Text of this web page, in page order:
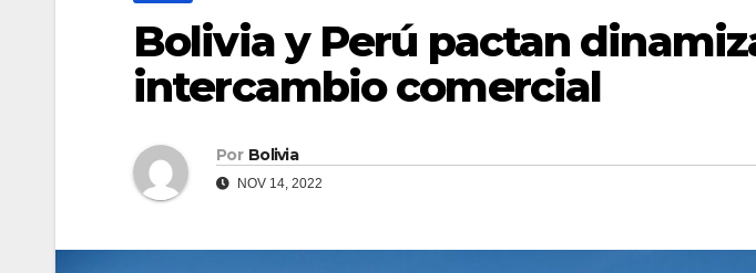
Bolivia y Perú pactan
intercambio comercial
Por Bolivia
NOV 14, 2022